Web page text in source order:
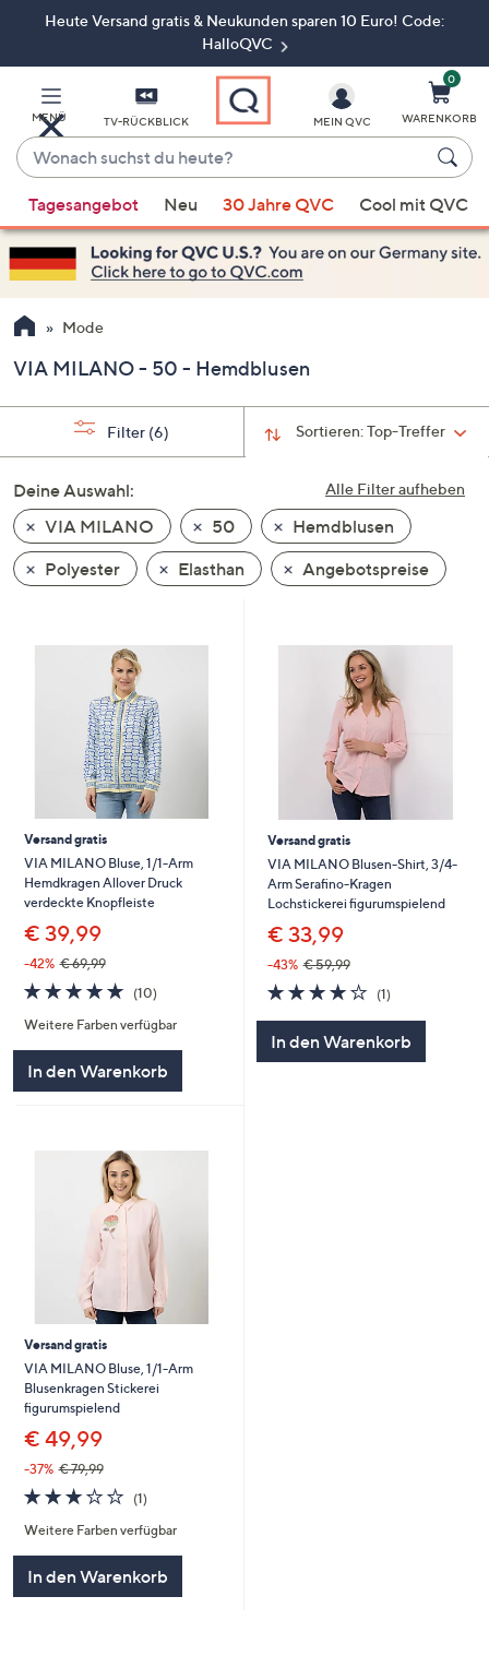
ZumHeute Versand gratis & Neukunden sparen 10 Euro! Code:
HalloQVC
MENÜ TV-RÜCKBLICK
Wonach
suchst
du
heute?
Vorschläge
verfügbar
sind,
verwenden
Sie
Pfeiltasten
nach
und
nach
unten
oder
wischen
Sie
diese
anzuzeigen.
MEIN QVC
0
WARENKORB
Tagesangebot Neu 30 Jahre QVC Cool mit QVC
Mode
VIA MILANO - 50 - Hemdblusen
Sortieren:Top-Treffer
Filter (6)
Alle Filter aufheben
Deine Auswahl:
VIA MILANO
50
Hemdblusen
Polyester
Elasthan Angebotspreise
Versand gratis
VIA MILANO Bluse, 1/1-Arm
Hemdkragen Allover Druck
verdeckte Knopfleiste
€ 39,99
-42% € 69,99
4.7
von
5
(10)10
Weitere Farben verfügbar
In den Warenkorb
Versand gratis
VIA MILANO Blusen-Shirt, 3/4-
Arm Serafino-Kragen
Lochstickerei figurumspielend
€ 33,99
-43% € 59,99
4.0
von
(1)1
In den Warenkorb
Versand gratis
VIA MILANO Bluse, 1/1-Arm
Blusenkragen Stickerei
figurumspielend
€ 49,99
-37% € 79,99
3.0
von
5
(1)1
Weitere Farben verfügbar
In den Warenkorb